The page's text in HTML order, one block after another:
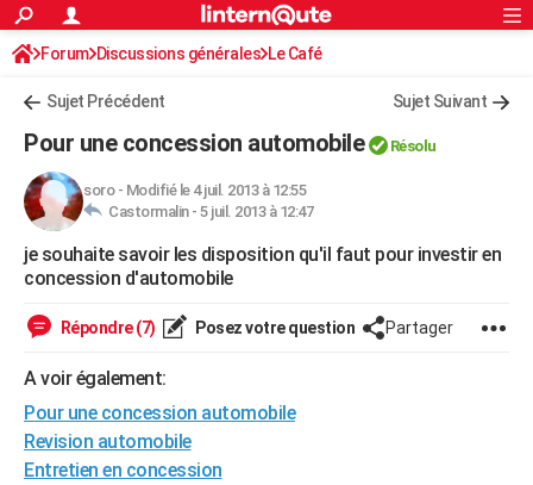
ACTUALITÉS
Politique
Société
Faits Divers
Education
Monde
Villes
+
FINANCE
Retraite
Impôts
Epargne
Immobilier
Risques naturels par ville
Banque
Assurance
Crédit
AUTO
Essais
Réserver un essai
Citadines
Berlines
SUV
Forum auto
+HIGH-TECH
Mobiles
Meilleur smartphone
Internet
Ordinateurs
Jeux vidéo
Guide high-tech
BRICOLAGE
WEEK-END
Guides de France
Escapades
Patrimoine
Expositions
Musées
Week-end nature
+LIFESTYLE
Art de vivre
Bien-être
Loisirs
Mode
Modes de vie
SANTE
S'inscrire
Connexion
Forum Discussions générales Le Café
Sujet Précédent Sujet Suivant
Pour une concession automobile Résolu
soro- Modifié le 4 juil. 2013 à 12:55
Castormalin - 5 juil. 2013 à 12:47
je souhaite savoir les disposition qu'il faut pour investir en
concession d'automobile
Répondre (7) Posez votre question Partager
A voir également:
Pour une concession automobile
Revision automobile
Entretien en concession